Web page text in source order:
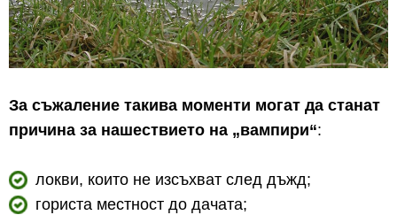
За съжаление такива моменти могат да станат
причина за нашествието на „вампири“:
локви, които не изсъхват след дъжд;
гориста местност до дачата;